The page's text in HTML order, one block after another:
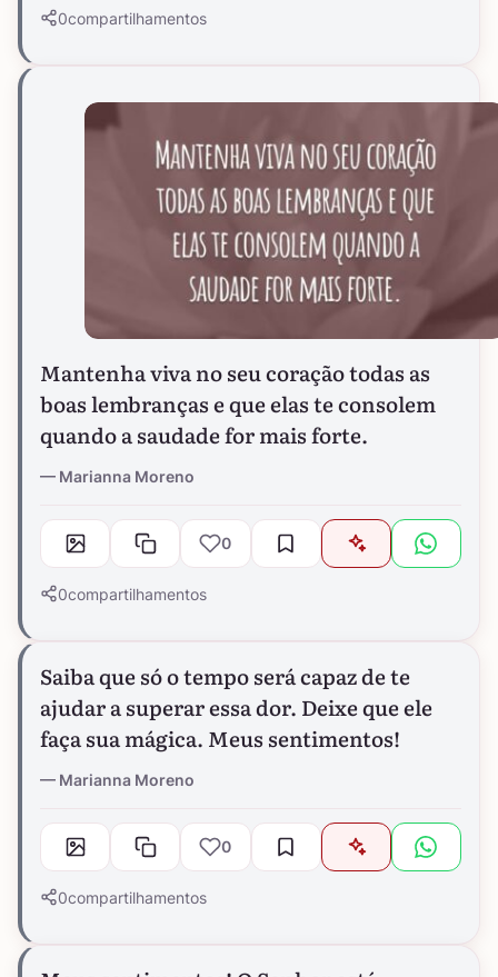
0compartilhamentos
Mantenha viva no seu coração todas as
boas lembranças e que elas te consolem
quando a saudade for mais forte.
Marianna Moreno
0
0compartilhamentos
Saiba que só o tempo será capaz de te
ajudar a superar essa dor. Deixe que ele
faça sua mágica. Meus sentimentos!
Marianna Moreno
0
0compartilhamentos